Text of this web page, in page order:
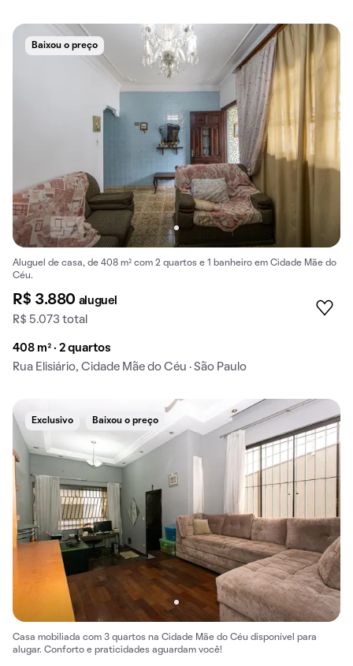
Baixou o preço
Aluguel de casa, de 408 m² com 2 quartos e 1 banheiro em Cidade Mãe do
Céu.
R$ 3.880 aluguel
R$ 5.073 total
408 m² · 2 quartos
Rua Elisiário, Cidade Mãe do Céu · São Paulo
Exclusivo Baixou o preço
Casa mobiliada com 3 quartos na Cidade Mãe do Céu disponível para
alugar. Conforto e praticidades aguardam você!